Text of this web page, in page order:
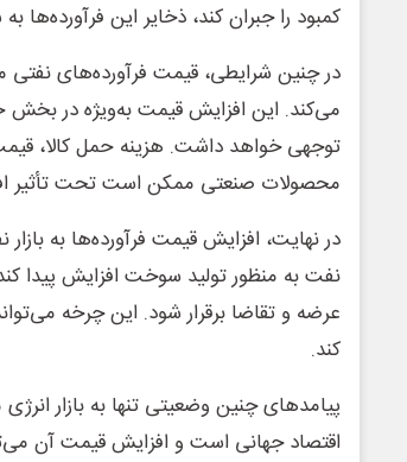
کمبود را جبران کند، ذخایر این
در چنین شرایطی، قیمت فرآورده‌های نفتی
می‌کند. این افزایش قیمت به‌ویژه در بخش
توجهی خواهد داشت. هزینه حمل کالا،
محصولات صنعتی ممکن است تحت تأثیر
در نهایت، افزایش قیمت فرآورده‌ها به
نفت به منظور تولید سوخت افزایش پیدا
عرضه و تقاضا برقرار شود. این چرخه
کند.
پیامدهای چنین وضعیتی تنها به بازار
اقتصاد جهانی است و افزایش قیمت آن